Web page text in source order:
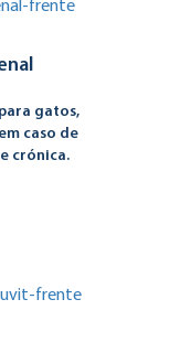
gatos,
caso de
crónica.